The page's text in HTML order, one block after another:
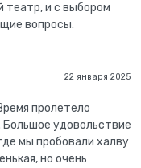
и с выбором
вопросы.
22 января 2025
пролетело
Большое удовольствие
мы пробовали халву
но очень